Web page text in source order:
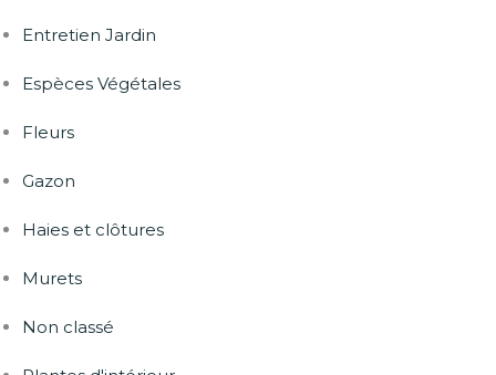
Entretien Jardin
Espèces Végétales
Fleurs
Gazon
Haies et clôtures
Murets
Non classé